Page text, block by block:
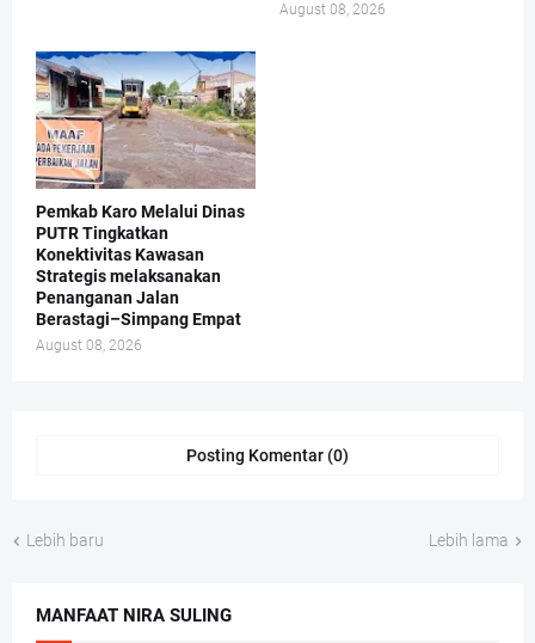
August 08, 2026
Pemkab Karo Melalui Dinas
PUTR Tingkatkan
Konektivitas Kawasan
Strategis melaksanakan
Penanganan Jalan
Berastagi–Simpang Empat
August 08, 2026
Posting Komentar (0)
Lebih baru Lebih lama
MANFAAT NIRA SULING